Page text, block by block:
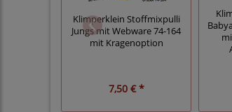
Klimperklein Stoffmixpulli
Jungs mit Webware 74-164
mit Kragenoption
7,50 € *